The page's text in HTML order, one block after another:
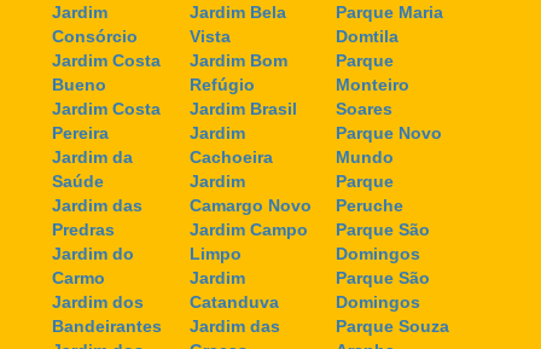
Jardim
Consórcio
Jardim Costa
Bueno
Jardim Costa
Pereira
Jardim da
Saúde
Jardim das
Predras
Jardim do
Carmo
Jardim dos
Bandeirantes
Jardim Bela
Vista
Jardim Bom
Refúgio
Jardim Brasil
Jardim
Cachoeira
Jardim
Camargo Novo
Jardim Campo
Limpo
Jardim
Catanduva
Jardim das
Parque Maria
Domtila
Parque
Monteiro
Soares
Parque Novo
Mundo
Parque
Peruche
Parque São
Domingos
Parque São
Domingos
Parque Souza